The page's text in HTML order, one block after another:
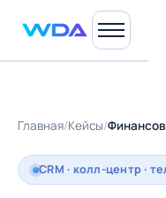
Главная/Кейсы/
CRM · колл-центр ·